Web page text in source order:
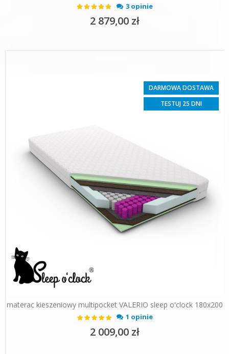
Ocena: 3 opinie
2 879,00 zł
DARMOWA DOSTAWA
TESTUJ 25 DNI
materac kieszeniowy multipocket VALERIO sleep o'clock 180x200
Ocena:
100%
1 opinie
2 009,00 zł